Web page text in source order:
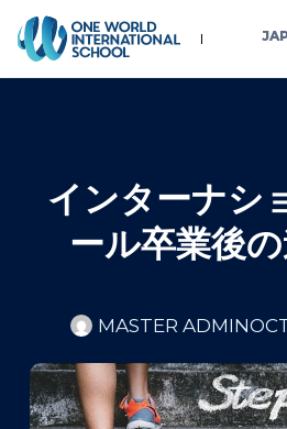
インターナシ
ール卒業後
MASTER ADMIN